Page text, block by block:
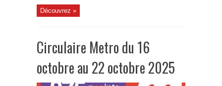
Découvrez »
Circulaire Metro du 16
octobre au 22 octobre 2025